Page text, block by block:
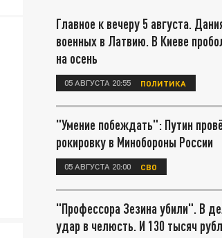
Главное к вечеру 5 августа.
военных в Латвию. В Киеве
на осень
05 АВГУСТА 20:55 ПОЛИТИКА
"Умение побеждать": Путин
рокировку в Минобороны России
05 АВГУСТА 20:00 СВО
"Профессора Зезина убили". В
удар в челюсть. И 130 тысяч